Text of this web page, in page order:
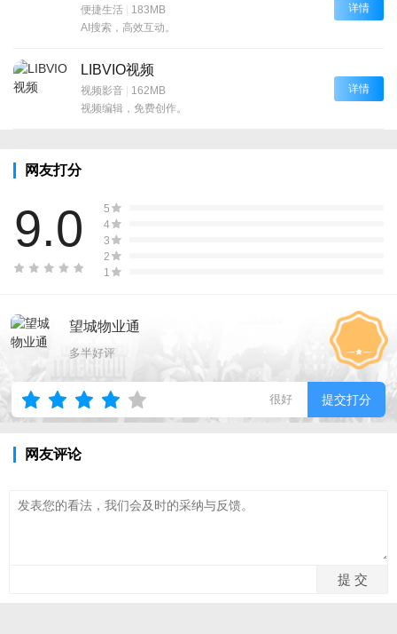
便捷生活 | 183MB
AI搜索，高效互动。
详情
LIBVIO视频
视频影音 | 162MB
视频编辑，免费创作。
详情
网友打分
9.0
5
4
3
2
1
望城物业通
多半好评
很好 提交打分
网友评论